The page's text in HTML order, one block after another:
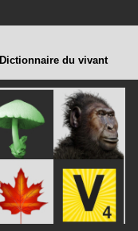
Dictionnaire du vivant